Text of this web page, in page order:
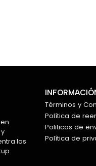
las
Términos y
Política de
Politicas de
Política de